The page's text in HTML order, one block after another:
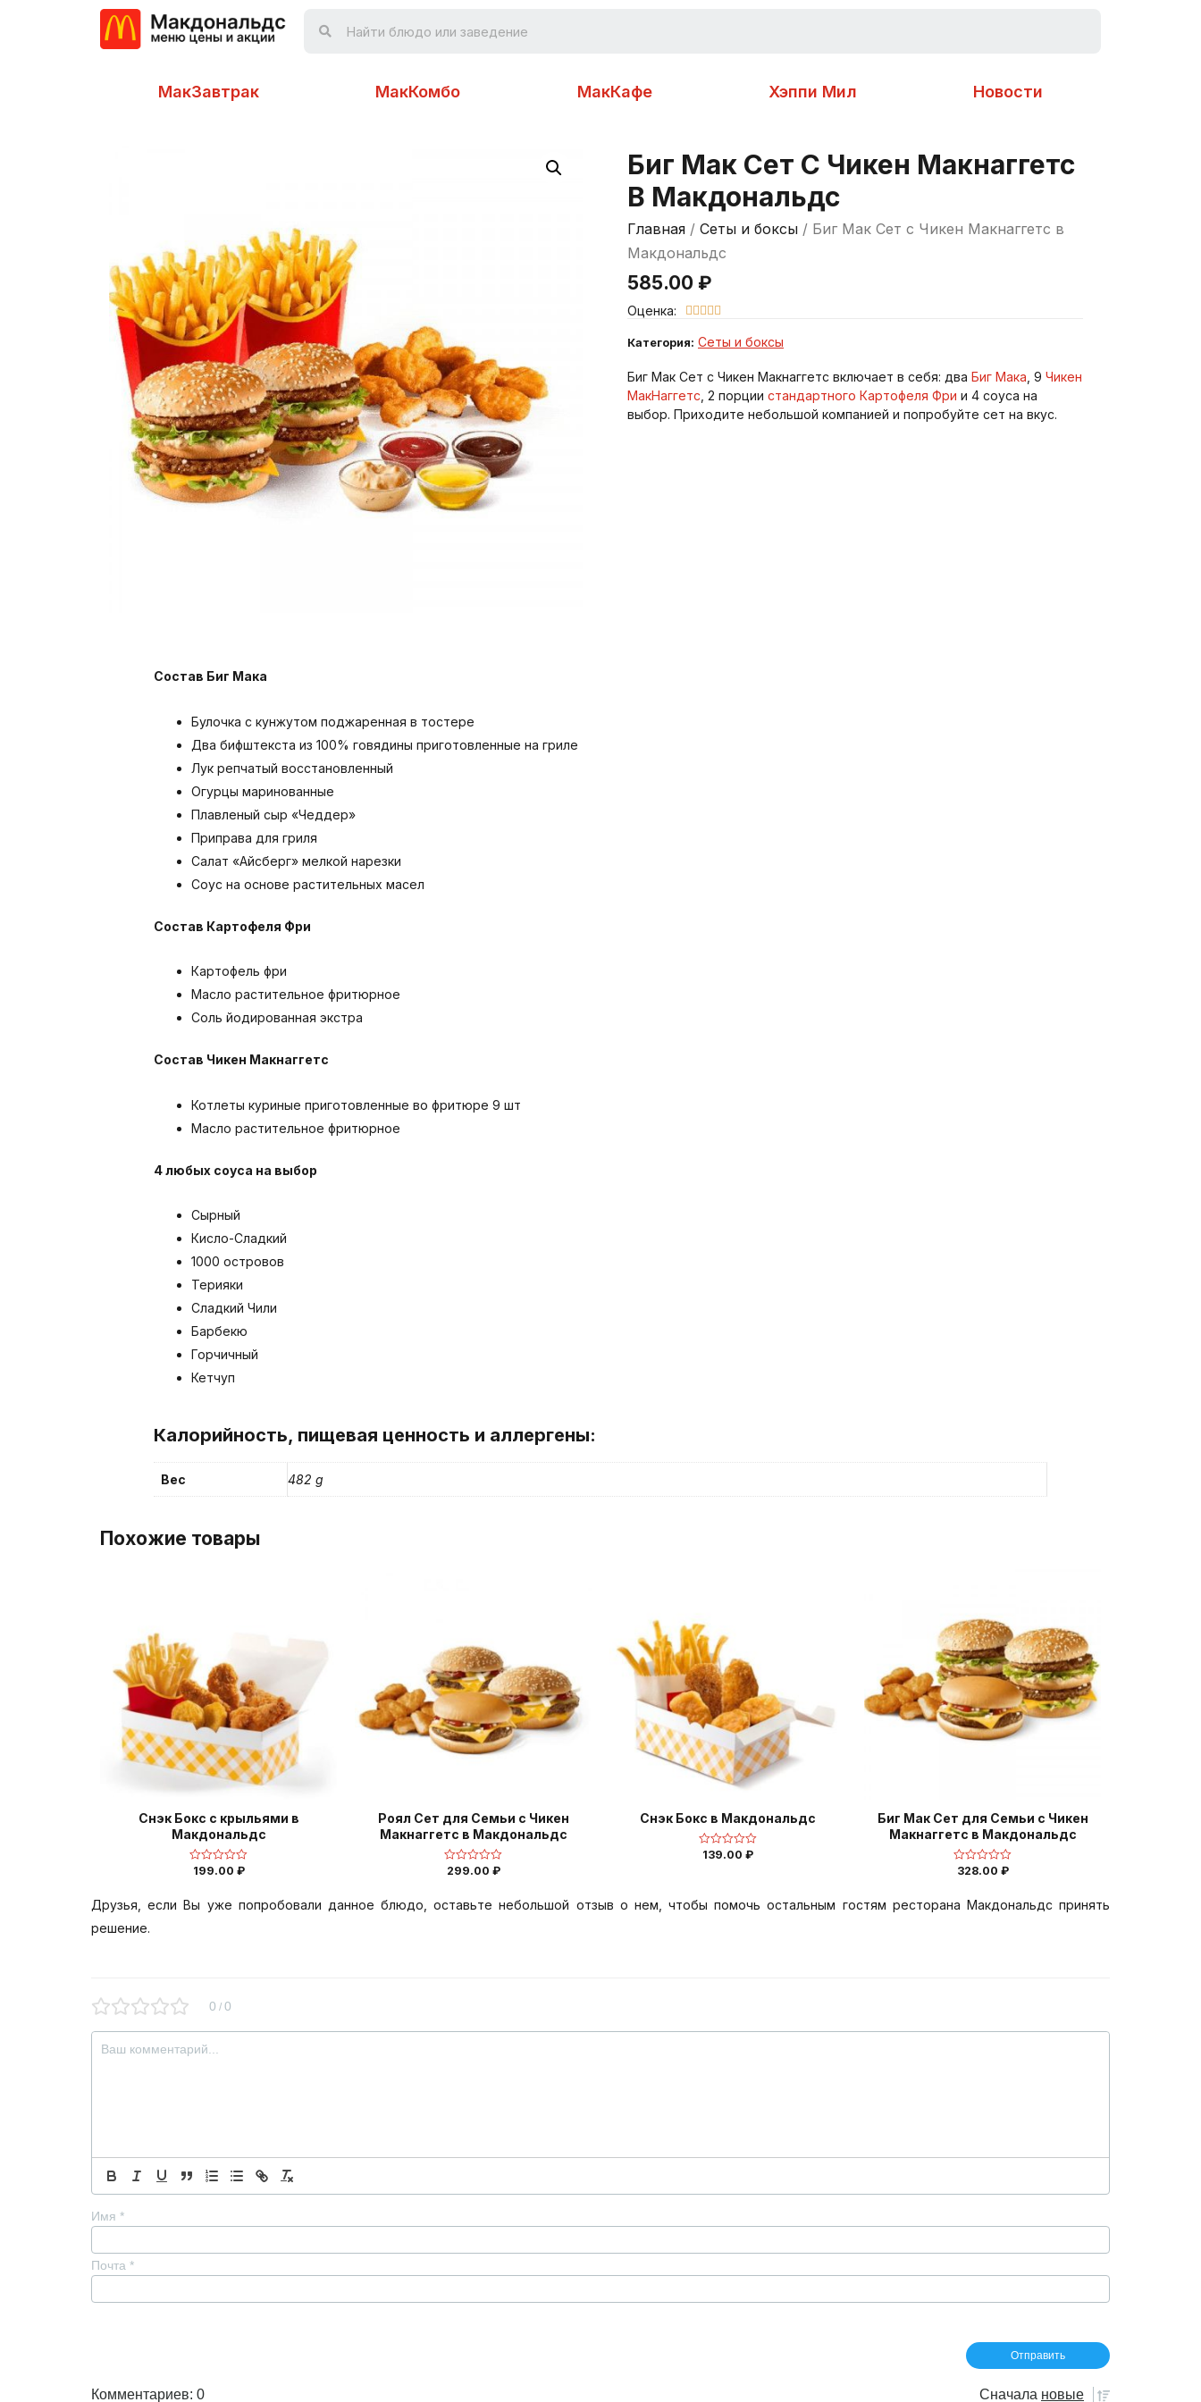
МакЗавтрак МакКомбо МакКафе Хэппи Мил Новости
Биг Мак Сет С Чикен Макнаггетс
В Макдональдс
Главная / Сеты и боксы / Биг Мак Сет с Чикен Макнаггетс в
Макдональдс
585.00 ₽
Оценка:     
Категория: Сеты и боксы
Биг Мак Сет с Чикен Макнаггетс включает в себя: два Биг Мака , 9 Чикен
МакНаггетс , 2 порции стандартного Картофеля Фри и 4 соуса на
выбор. Приходите небольшой компанией и попробуйте сет на вкус.
Состав Биг Мака
Булочка с кунжутом поджаренная в тостере
Два бифштекста из 100% говядины приготовленные на гриле
Лук репчатый восстановленный
Огурцы маринованные
Плавленый сыр «Чеддер»
Приправа для гриля
Салат «Айсберг» мелкой нарезки
Соус на основе растительных масел
Состав Картофеля Фри
Картофель фри
Масло растительное фритюрное
Соль йодированная экстра
Состав Чикен Макнаггетс
Котлеты куриные приготовленные во фритюре 9 шт
Масло растительное фритюрное
4 любых соуса на выбор
Сырный
Кисло-Сладкий
1000 островов
Терияки
Сладкий Чили
Барбекю
Горчичный
Кетчуп
Калорийность, пищевая ценность и аллергены:
Вес 482 g
Похожие товары
Снэк Бокс с крыльями в
Макдональдс
Оценка
5
199.00 ₽
Роял Сет для Семьи с Чикен
Макнаггетс в Макдональдс
Оценка
5
299.00 ₽
Снэк Бокс в Макдональдс
Оценка
139.00 ₽
Биг Мак Сет для Семьи с Чикен
Макнаггетс в Макдональдс
Оценка
5
328.00 ₽
Друзья, если Вы уже попробовали данное блюдо, оставьте небольшой отзыв о нем, чтобы помочь остальным гостям ресторана Макдональдс принять
решение.
0 / 0
Имя *
Почта *
Комментариев: 0 Сначала новые